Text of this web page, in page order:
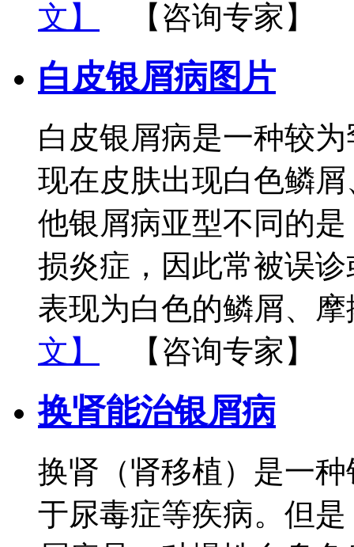
文】
【咨询专家】
白皮银屑病图片
白皮银屑病是一种较
现在皮肤出现白色鳞
他银屑病亚型不同的
损炎症，因此常被误
表现为白色的鳞屑、
文】
【咨询专家】
换肾能治银屑病
换肾（肾移植）是一
于尿毒症等疾病。但